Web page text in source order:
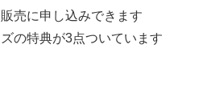
売に申し込みできます
の特典が3点ついています